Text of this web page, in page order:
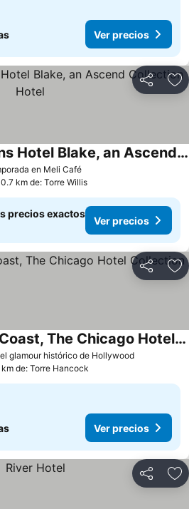
Ver precios
Compartir
en Meli Café
Bluegreen Vacations Hotel Blake, an Ascend Collection Hotel
km de: Torre Willis
precios exactos
Ver precios
Compartir
glamour histórico de Hollywood
Ambassador Gold Coast, The Chicago Hotel Collection
de: Torre Hancock
Ver precios
Compartir